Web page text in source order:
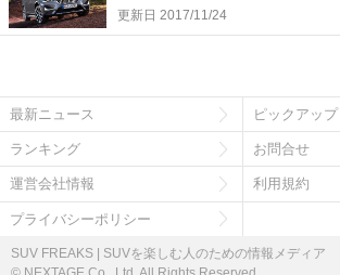
更新日 2017/11/24
最新ニュース ピックアップ
ランキング お問合せ
運営会社情報 利用規約
プライバシーポリシー
SUV FREAKS | SUVを楽しむ人のための情報メディア